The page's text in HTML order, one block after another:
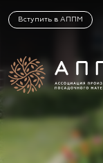
Вступить в АППМ